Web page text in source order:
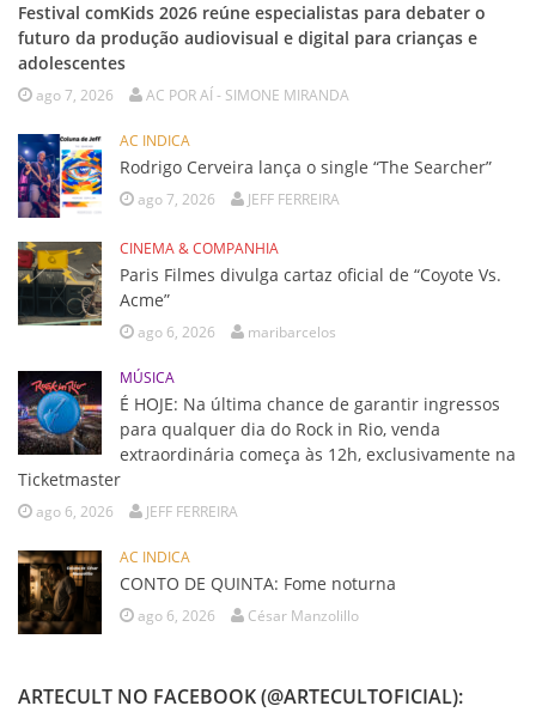
Festival comKids 2026 reúne especialistas para debater o
futuro da produção audiovisual e digital para crianças e
adolescentes
ago 7, 2026 AC POR AÍ - SIMONE MIRANDA
AC INDICA
Rodrigo Cerveira lança o single “The Searcher”
ago 7, 2026 JEFF FERREIRA
CINEMA & COMPANHIA
Paris Filmes divulga cartaz oficial de “Coyote Vs.
Acme”
ago 6, 2026 maribarcelos
MÚSICA
É HOJE: Na última chance de garantir ingressos
para qualquer dia do Rock in Rio, venda
extraordinária começa às 12h, exclusivamente na
Ticketmaster
ago 6, 2026 JEFF FERREIRA
AC INDICA
CONTO DE QUINTA: Fome noturna
ago 6, 2026 César Manzolillo
ARTECULT NO FACEBOOK (@ARTECULTOFICIAL):